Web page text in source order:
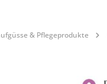
& Pflegeprodukte